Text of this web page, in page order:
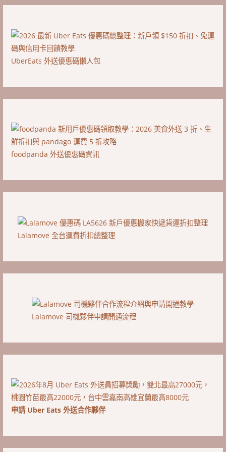
UberEats 外送優惠碼懶人包
foodpanda 外送優惠碼資訊
Lalamove 全台運費折扣總整理
Lalamove 司機夥伴申請開通流程
申請 Uber Eats 外送合作夥伴